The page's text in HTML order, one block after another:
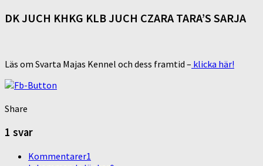
DK JUCH KHKG KLB JUCH CZARA TARA’S SARJA
Läs om Svarta Majas Kennel och dess framtid – klicka här!
Share
1 svar
Kommentarer1